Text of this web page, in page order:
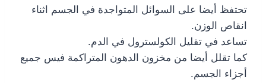
تحتفظ أيضا على السوائل المتواجدة في الجسم اثناء
انقاص الوزن.
تساعد في تقليل الكولسترول في الدم.
كما تقلل أيضا من مخزون الدهون المتراكمة فيس جميع
أجزاء الجسم.